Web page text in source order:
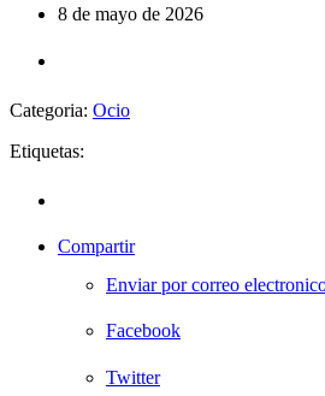
8 de mayo de 2026
Categoria: Ocio
Etiquetas:
Compartir
Enviar por correo
Facebook
Twitter